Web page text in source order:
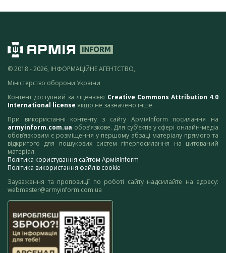
© 2018 - 2026, ІНФОРМАЦІЙНЕ АГЕНТСТВО,
Міністерство оборони України
Контент доступний за ліцензією Creative Commons Attribution 4.0
International license якщо не зазначено інше.
При використанні контенту з сайту АрміяInform посилання на
armyinform.com.ua обов’язкове. Для суб’єктів у сфері онлайн-медіа
обов’язковим є розміщення у першому абзаці матеріалу прямого та
відкритого для пошукових систем гіперпосилання на цитований
матеріал.
Політика користування сайтом АрміяInform
Політика використання файлів cookie
Зауваження та пропозиції по роботі сайту надсилайте на адресу:
webmaster@armyinform.com.ua